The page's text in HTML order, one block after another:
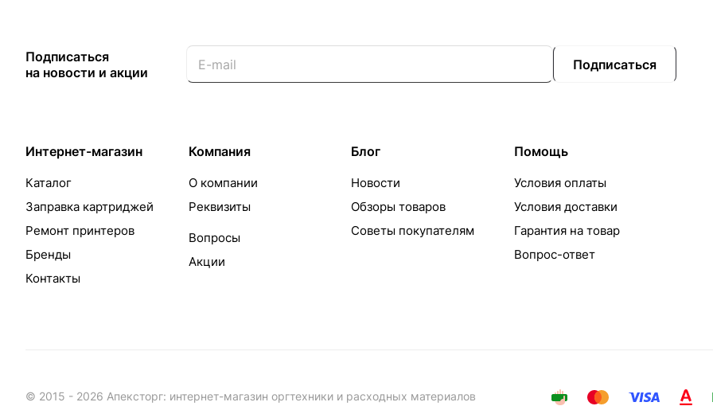
Подписаться
на новости и акции
Подписаться
Интернет-магазин
Каталог
Заправка картриджей
Ремонт принтеров
Бренды
Контакты
Компания
О компании
Реквизиты
Вопросы
Акции
Блог
Новости
Обзоры товаров
Советы покупателям
Помощь
Условия оплаты
Условия доставки
Гарантия на товар
Вопрос-ответ
© 2015 - 2026 Апексторг: интернет-магазин оргтехники и расходных материалов